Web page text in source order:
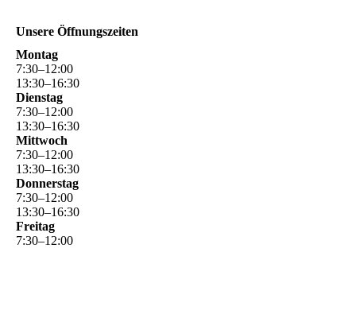
Unsere Öffnungszeiten
Montag
7:30–12:00
13:30–16:30
Dienstag
7:30–12:00
13:30–16:30
Mittwoch
7:30–12:00
13:30–16:30
Donnerstag
7:30–12:00
13:30–16:30
Freitag
7:30–12:00